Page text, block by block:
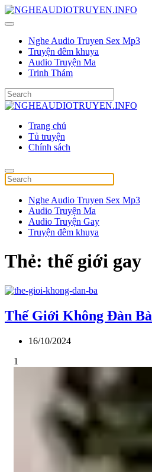
Nghe Audio Truyen Sex Mp3
Truyện đêm khuya
Audio Truyện Ma
Trinh Thám
Trang chủ
Tủ truyện
Chính sách
Nghe Audio Truyen Sex Mp3
Audio Truyện Ma
Audio Truyện Gay
Truyện đêm khuya
Thẻ: thế giới gay
Thế Giới Không Đàn Bà
16/10/2024
1